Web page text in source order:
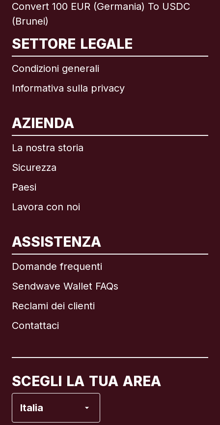
Convert 100 EUR (Germania) To USDC
(Brunei)
SETTORE LEGALE
Condizioni generali
Informativa sulla privacy
AZIENDA
La nostra storia
Sicurezza
Paesi
Lavora con noi
ASSISTENZA
Domande frequenti
Sendwave Wallet FAQs
Reclami dei clienti
Contattaci
SCEGLI LA TUA AREA
Italia
Internazionale English
Brasile